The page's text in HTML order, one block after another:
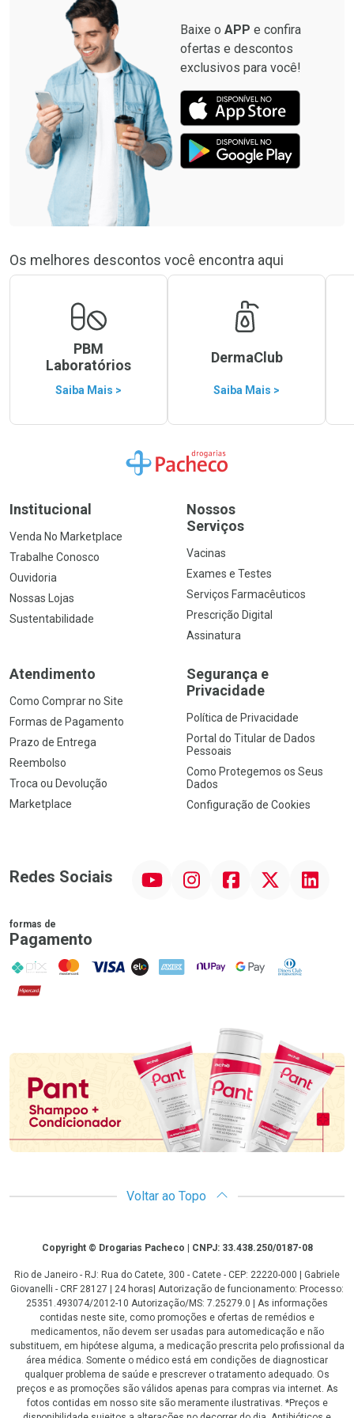
Baixe o APP e confira
ofertas e descontos
exclusivos para você!
Os melhores descontos você encontra aqui
PBM
Laboratórios
Saiba Mais >
DermaClub
Saiba Mais >
Ir para a Home
Institucional
Venda No Marketplace
Trabalhe Conosco
Ouvidoria
Nossas Lojas
Sustentabilidade
Nossos
Serviços
Vacinas
Exames e Testes
Serviços Farmacêuticos
Prescrição Digital
Assinatura
Atendimento
Como Comprar no Site
Formas de Pagamento
Prazo de Entrega
Reembolso
Troca ou Devolução
Marketplace
Segurança e
Privacidade
Política de Privacidade
Portal do Titular de Dados
Pessoais
Como Protegemos os Seus
Dados
Configuração de Cookies
Redes Sociais InstagramFacebook Linkedin
formas de
Pagamento
PIX MasterCard
VISA ELO AMEX NuPay Google PayDiners Club
Hipercard
Promoção em Destaque
Voltar ao Topo
CopyrightCopyright © Drogarias Pacheco | CNPJ: 33.438.250/0187-08
Rio de Janeiro - RJ: Rua do Catete, 300 - Catete - CEP: 22220-000 | Gabriele
Giovanelli - CRF 28127 | 24 horas| Autorização de funcionamento: Processo:
25351.493074/2012-10 Autorização/MS: 7.25279.0 | As informações
contidas neste site, como promoções e ofertas de remédios e
medicamentos, não devem ser usadas para automedicação e não
substituem, em hipótese alguma, a medicação prescrita pelo profissional da
área médica. Somente o médico está em condições de diagnosticar
qualquer problema de saúde e prescrever o tratamento adequado. Os
preços e as promoções são válidos apenas para compras via internet. As
fotos contidas em nosso site são meramente ilustrativas. *Preços e